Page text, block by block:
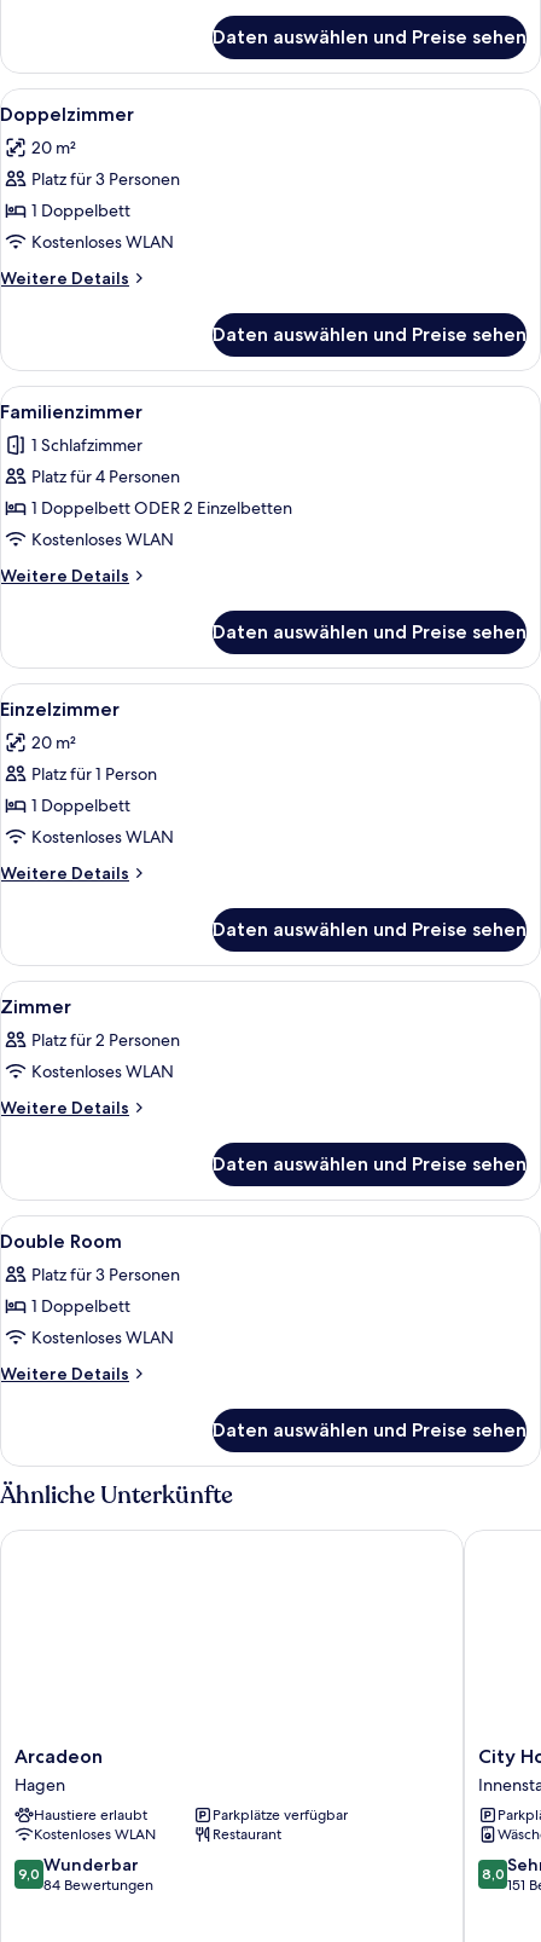
Daten auswählen und Preise sehen
Alle
Fotos
für
Doppelzimmer
anzeigen
Ein modernes Hotelzimmer mit
7
Doppelzimmer
20 m²
Platz für 3 Personen
1 Doppelbett
Kostenloses WLAN
Weitere Details
Weitere
Daten auswählen und Preise sehen
Alle
Fotos
für
Familienzimmer
anzeigen
Ein ordentlich bezogenes Bett,
7
Familienzimmer
1 Schlafzimmer
Platz für 4 Personen
1 Doppelbett ODER 2 Einzelbetten
Kostenloses WLAN
Weitere Details
Weitere
Daten auswählen und Preise sehen
Alle
Fotos
für
Einzelzimmer
anzeigen
Ein Schlafzimmer mit einem Bett,
7
Einzelzimmer
20 m²
Platz für 1 Person
1 Doppelbett
Kostenloses WLAN
Weitere Details
Weitere
Daten auswählen und Preise sehen
Alle
Fotos
für
Zimmer
anzeigen
Ein Hotelzimmer mit Bett,
8
Zimmer
Platz für 2 Personen
Kostenloses WLAN
Weitere Details
Weitere
Daten auswählen und Preise sehen
Alle
Fotos
für
Double
Room
anzeigen
Ein Hotelzimmer mit Bett,
7
Double Room
Platz für 3 Personen
1 Doppelbett
Kostenloses WLAN
Weitere Details
Weitere
Room
Daten auswählen und Preise sehen
Ähnliche Unterkünfte
Arcadeon
Hagen
Arcadeon
Hagen
Haustiere erlaubt
Parkplätze verfügbar
Kostenloses WLAN
Restaurant
9.0
von
9,0 Wunderbar
84 Bewertungen
Arcadeon
City
Hotel
by
Celina
City
8.0
von
8,0
151
City